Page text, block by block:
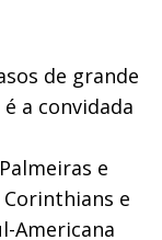
de grande
a convidada
e
e
Americana